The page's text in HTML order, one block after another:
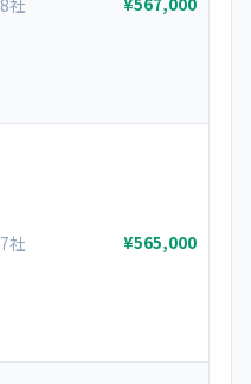
8社
7社 ¥565,000